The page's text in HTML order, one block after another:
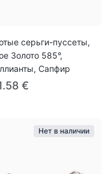
серьги-пуссеты,
Золото 585°,
Сапфир
€
Нет в наличии